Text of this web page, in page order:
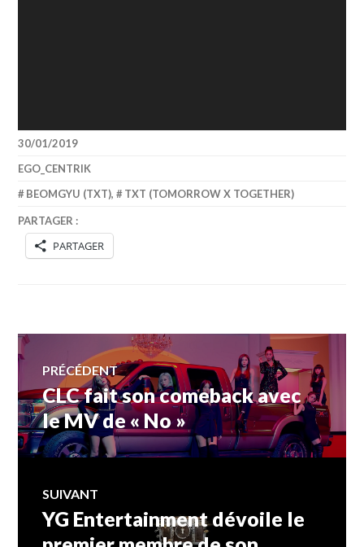
30/01/2019
EGO_CENTRIK
BEOMGYU (TXT), TXT (TOMORROW X TOGETHER)
PARTAGER :
PARTAGER
Navigation
de
l’article
PRÉCÉDENT
Article
précédent :
CLC fait son comeback avec
le MV de « No »
SUIVANT
Article
Suivant:
YG Entertainment dévoile le